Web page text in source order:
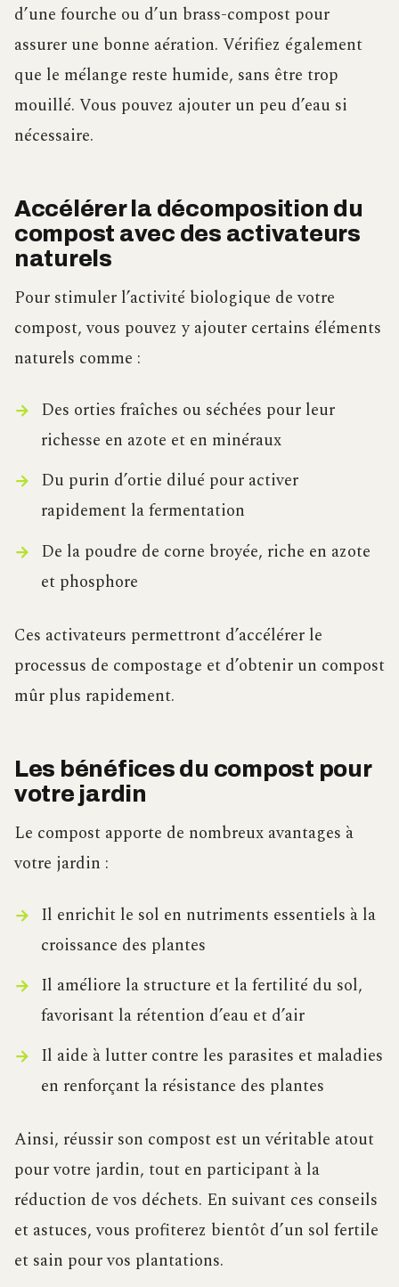
d’une fourche ou d’un brass-compost pour
assurer une bonne aération. Vérifiez également
que le mélange reste humide, sans être trop
mouillé. Vous pouvez ajouter un peu d’eau si
nécessaire.
Accélérer la décomposition du
compost avec des activateurs
naturels
Pour stimuler l’activité biologique de votre
compost, vous pouvez y ajouter certains éléments
naturels comme :
Des orties fraîches ou séchées pour leur
richesse en azote et en minéraux
Du purin d’ortie dilué pour activer
rapidement la fermentation
De la poudre de corne broyée, riche en azote
et phosphore
Ces activateurs permettront d’accélérer le
processus de compostage et d’obtenir un compost
mûr plus rapidement.
Les bénéfices du compost pour
votre jardin
Le compost apporte de nombreux avantages à
votre jardin :
Il enrichit le sol en nutriments essentiels à la
croissance des plantes
Il améliore la structure et la fertilité du sol,
favorisant la rétention d’eau et d’air
Il aide à lutter contre les parasites et maladies
en renforçant la résistance des plantes
Ainsi, réussir son compost est un véritable atout
pour votre jardin, tout en participant à la
réduction de vos déchets. En suivant ces conseils
et astuces, vous profiterez bientôt d’un sol fertile
et sain pour vos plantations.